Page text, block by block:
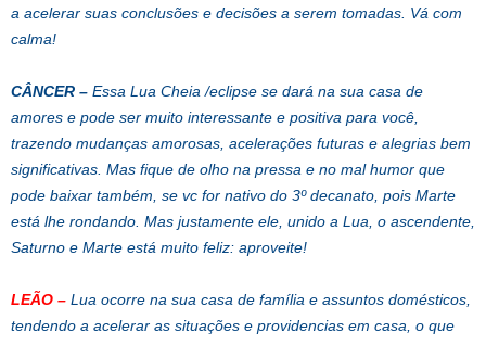
a acelerar suas conclusões e decisões a serem tomadas. Vá com
calma!
CÂNCER – Essa Lua Cheia /eclipse se dará na sua casa de
amores e pode ser muito interessante e positiva para você,
trazendo mudanças amorosas, acelerações futuras e alegrias bem
significativas. Mas fique de olho na pressa e no mal humor que
pode baixar também, se vc for nativo do 3º decanato, pois Marte
está lhe rondando. Mas justamente ele, unido a Lua, o ascendente,
Saturno e Marte está muito feliz: aproveite!
LEÃO – Lua ocorre na sua casa de família e assuntos domésticos,
tendendo a acelerar as situações e providencias em casa, o que